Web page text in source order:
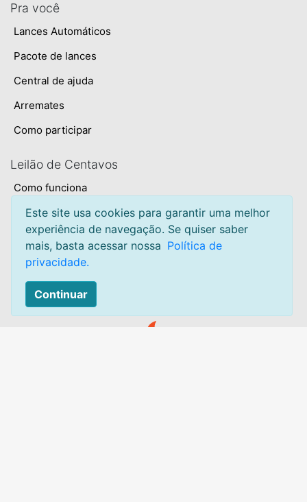
Pra você
Lances Automáticos
Pacote de lances
Central de ajuda
Arremates
Como participar
Leilão de Centavos
Como funciona
Termos e condições
Privacidade
Sobre
Mapa do site
Este site usa cookies para garantir uma melhor
experiência de navegação. Se quiser saber
mais, basta acessar nossa Política de
privacidade.
Continuar